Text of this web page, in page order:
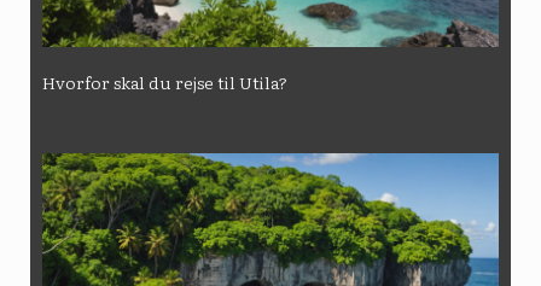
Hvorfor skal du rejse til Utila?